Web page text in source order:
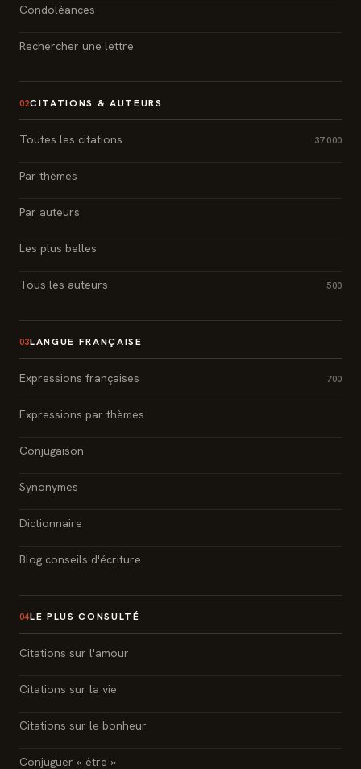
Condoléances
Rechercher une lettre
02CITATIONS & AUTEURS
Toutes les citations 37 000
Par thèmes
Par auteurs
Les plus belles
Tous les auteurs 500
03LANGUE FRANÇAISE
Expressions françaises 700
Expressions par thèmes
Conjugaison
Synonymes
Dictionnaire
Blog conseils d'écriture
04LE PLUS CONSULTÉ
Citations sur l'amour
Citations sur la vie
Citations sur le bonheur
Conjuguer « être »